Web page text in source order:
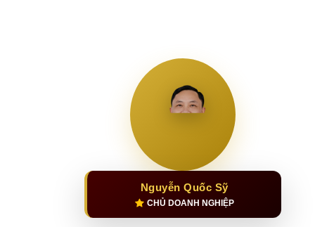
Nguyễn Quốc Sỹ
CHỦ DOANH NGHIỆP